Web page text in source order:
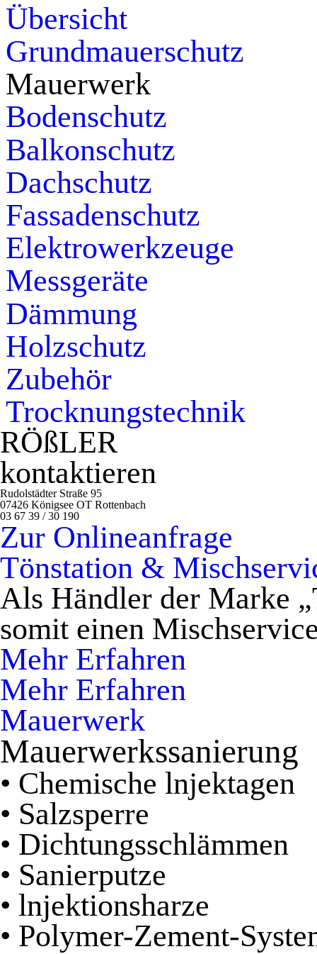
Übersicht
Grundmauerschutz
Mauerwerk
Bodenschutz
Balkonschutz
Dachschutz
Fassadenschutz
Elektrowerkzeuge
Messgeräte
Dämmung
Holzschutz
Zubehör
Trocknungstechnik
RÖßLER
kontaktieren
Rudolstädter Straße 95
07426 Königsee OT Rottenbach
03 67 39 / 30 190
Zur Onlineanfrage
Tönstation &
Als Händler der Marke
somit einen
Mehr Erfahren
Mehr Erfahren
Mauerwerk
Mauerwerkssanierung
• Chemische lnjektagen
• Salzsperre
• Dichtungsschlämmen
• Sanierputze
• lnjektionsharze
• Polymer-Zement-